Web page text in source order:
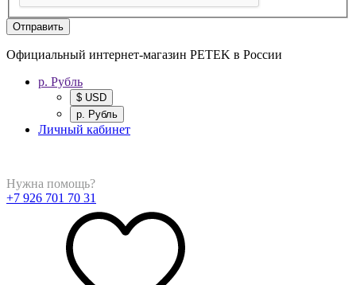
Отправить
Официальный интернет-магазин PETEK в России
р. Рубль
$ USD
р. Рубль
Личный кабинет
Нужна помощь?
+7 926 701 70 31